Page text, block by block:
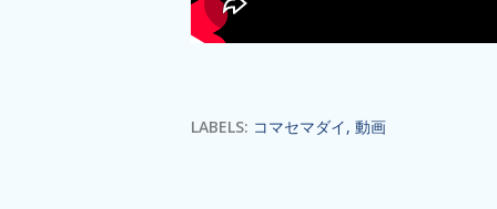
LABELS: コマセマダイ 動画